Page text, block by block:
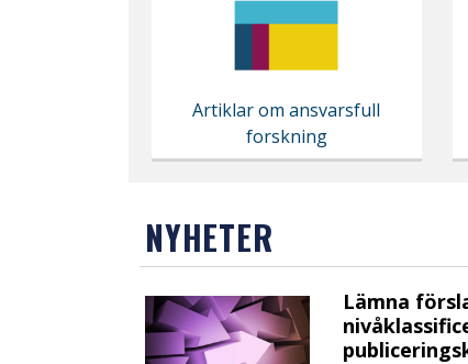
Artiklar om ansvarsfull
forskning
NYHETER
Lämna